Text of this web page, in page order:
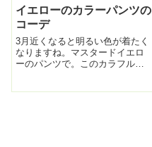
イエローのカラーパンツの
コーデ
3月近くなると明るい色が着たく
なりますね。マスタードイエロ
ーのパンツで。このカラフルな